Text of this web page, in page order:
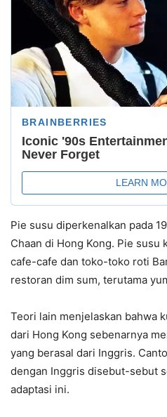
Pie susu diperkenalkan pada
Chaan di Hong Kong. Pie susu
cafe-cafe dan toko-toko roti
restoran dim sum, terutama
Teori lain menjelaskan bahwa
dari Hong Kong sebenarnya
yang berasal dari Inggris.
dengan Inggris disebut-sebut
adaptasi ini.